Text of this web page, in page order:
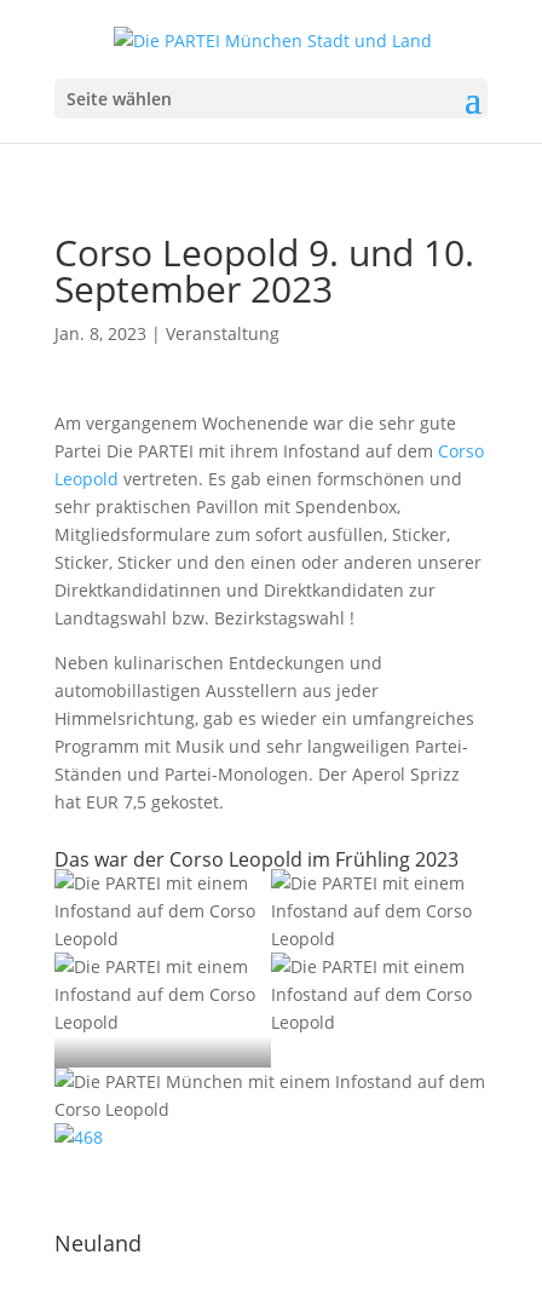
Seite wählen
Corso Leopold 9. und 10.
September 2023
Jan. 8, 2023 | Veranstaltung
Am vergangenem Wochenende war die sehr gute
Partei Die PARTEI mit ihrem Infostand auf dem Corso
Leopold vertreten. Es gab einen formschönen und
sehr praktischen Pavillon mit Spendenbox,
Mitgliedsformulare zum sofort ausfüllen, Sticker,
Sticker, Sticker und den einen oder anderen unserer
Direktkandidatinnen und Direktkandidaten zur
Landtagswahl bzw. Bezirkstagswahl !
Neben kulinarischen Entdeckungen und
automobillastigen Ausstellern aus jeder
Himmelsrichtung, gab es wieder ein umfangreiches
Programm mit Musik und sehr langweiligen Partei-
Ständen und Partei-Monologen. Der Aperol Sprizz
hat EUR 7,5 gekostet.
Das war der Corso Leopold im Frühling 2023
Neuland